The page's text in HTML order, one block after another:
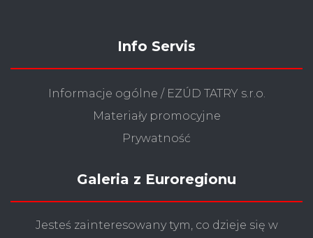
Info Servis
Informacje ogólne / EZÚD TATRY s.r.o.
Materiały promocyjne
Prywatność
Galeria z Euroregionu
Jesteś zainteresowany tym, co dzieje się w